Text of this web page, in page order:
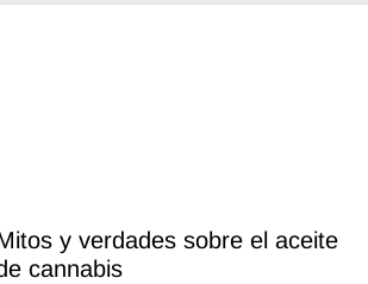
y verdades sobre el aceite
cannabis